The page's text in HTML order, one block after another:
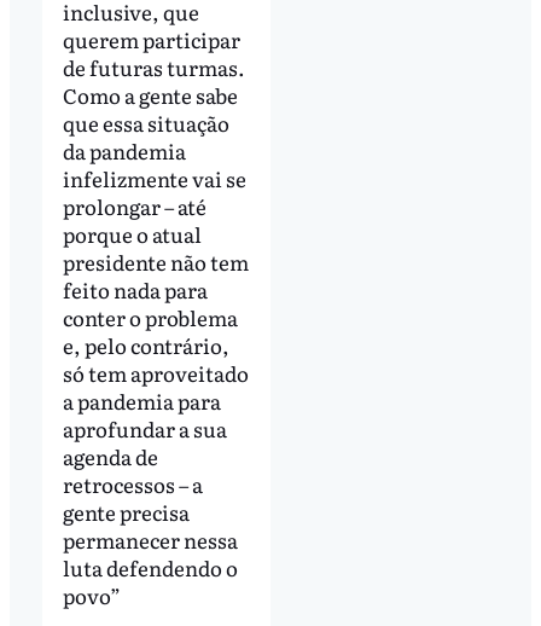
inclusive, que
querem participar
de futuras turmas.
Como a gente sabe
que essa situação
da pandemia
infelizmente vai se
prolongar – até
porque o atual
presidente não tem
feito nada para
conter o problema
e, pelo contrário,
só tem aproveitado
a pandemia para
aprofundar a sua
agenda de
retrocessos – a
gente precisa
permanecer nessa
luta defendendo o
povo”